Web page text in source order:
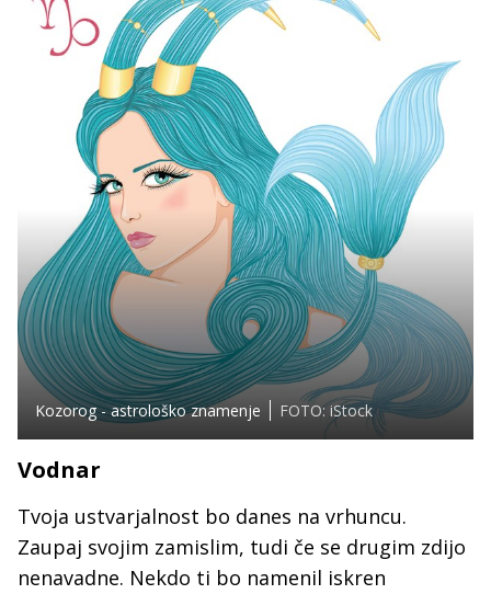
Kozorog - astrološko znamenje FOTO: iStock
Vodnar
Tvoja ustvarjalnost bo danes na vrhuncu.
Zaupaj svojim zamislim, tudi če se drugim zdijo
nenavadne. Nekdo ti bo namenil iskren